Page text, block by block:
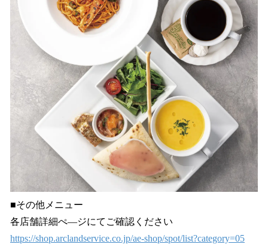
■その他メニュー
各店舗詳細ぺ―ジにてご確認ください
https://shop.arclandservice.co.jp/ae-shop/spot/list?category=05